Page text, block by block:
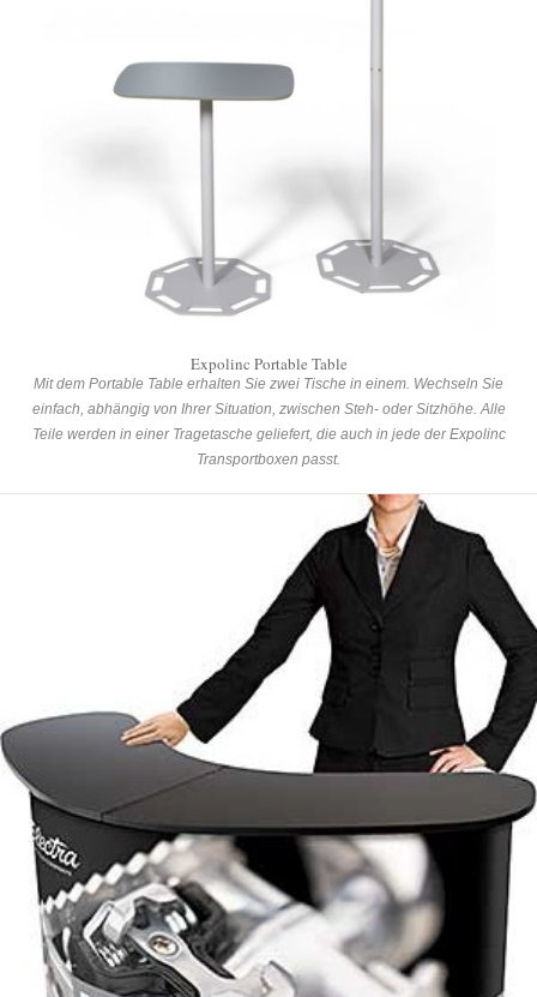
Expolinc Portable Table
Mit dem Portable Table erhalten Sie zwei Tische in einem. Wechseln Sie
einfach, abhängig von Ihrer Situation, zwischen Steh- oder Sitzhöhe. Alle
Teile werden in einer Tragetasche geliefert, die auch in jede der Expolinc
Transportboxen passt.